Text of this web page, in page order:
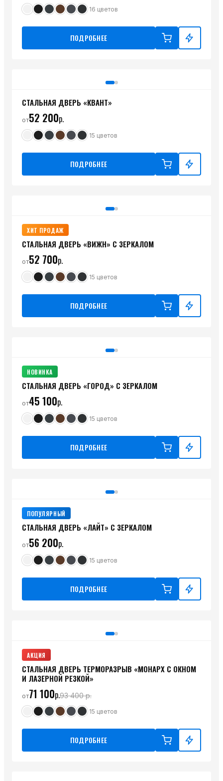
16 цветов
ПОДРОБНЕЕ
СТАЛЬНАЯ ДВЕРЬ «КВАНТ»
от52 200р.
15 цветов
ПОДРОБНЕЕ
ХИТ ПРОДАЖ
СТАЛЬНАЯ ДВЕРЬ «ВИЖН» С ЗЕРКАЛОМ
от52 700р.
15 цветов
ПОДРОБНЕЕ
НОВИНКА
СТАЛЬНАЯ ДВЕРЬ «ГОРОД» С ЗЕРКАЛОМ
от45 100р.
15 цветов
ПОДРОБНЕЕ
ПОПУЛЯРНЫЙ
СТАЛЬНАЯ ДВЕРЬ «ЛАЙТ» С ЗЕРКАЛОМ
от56 200р.
15 цветов
ПОДРОБНЕЕ
АКЦИЯ
СТАЛЬНАЯ ДВЕРЬ ТЕРМОРАЗРЫВ «МОНАРХ С ОКНОМ
И ЛАЗЕРНОЙ РЕЗКОЙ»
от71 100р.93 400р.
15 цветов
ПОДРОБНЕЕ